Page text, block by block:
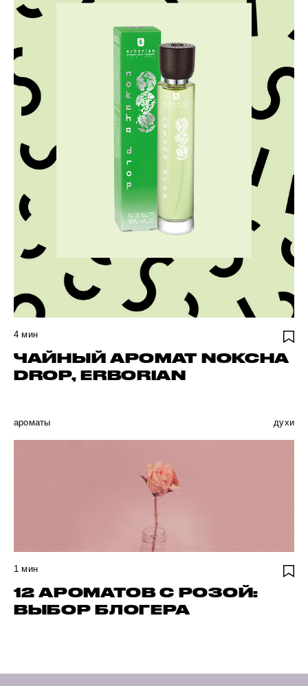
4 мин
ЧАЙНЫЙ АРОМАТ NOKCHA
DROP, ERBORIAN
ароматы духи
1 мин
12 АРОМАТОВ С РОЗОЙ:
ВЫБОР БЛОГЕРА